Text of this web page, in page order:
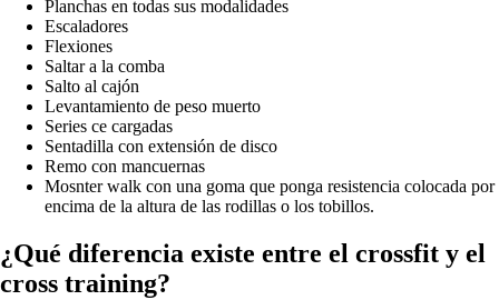
Planchas en todas sus modalidades
Escaladores
Flexiones
Saltar a la comba
Salto al cajón
Levantamiento de peso muerto
Series ce cargadas
Sentadilla con extensión de disco
Remo con mancuernas
Mosnter walk con una goma que ponga resistencia colocada por
encima de la altura de las rodillas o los tobillos.
¿Qué diferencia existe entre el crossfit y el
cross training?